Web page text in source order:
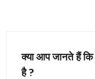
क्या आप जानते हैं कि
है ?